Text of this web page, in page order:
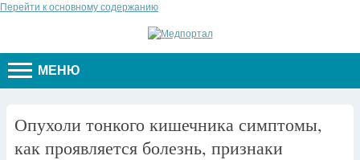
Перейти к основному содержанию
МЕНЮ
Опухоли тонкого кишечника симптомы,
как проявляется болезнь, признаки